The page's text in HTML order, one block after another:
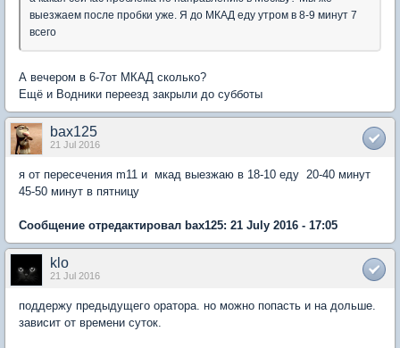
выезжаем после пробки уже. Я до МКАД еду утром в 8-9 минут 7
всего
А вечером в 6-7от МКАД сколько?
Ещё и Водники переезд закрыли до субботы
bax125
21 Jul 2016
я от пересечения m11 и мкад выезжаю в 18-10 еду 20-40 минут
45-50 минут в пятницу
Сообщение отредактировал bax125: 21 July 2016 - 17:05
klo
21 Jul 2016
поддержу предыдущего оратора. но можно попасть и на дольше.
зависит от времени суток.